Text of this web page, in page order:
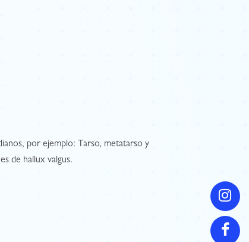
por ejemplo: Tarso, metatarso y
de hallux valgus.